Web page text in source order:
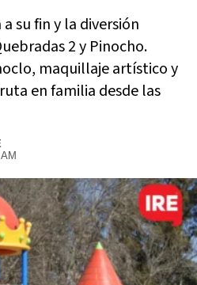
su fin y la diversión
2 y Pinocho.
maquillaje artístico y
en familia desde las